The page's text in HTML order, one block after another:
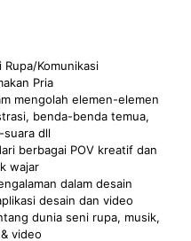
Rupa/Komunikasi
Pria
mengolah elemen-elemen
benda-benda temua,
suara dll
berbagai POV kreatif dan
wajar
dalam desain
desain dan video
dunia seni rupa, musik,
video